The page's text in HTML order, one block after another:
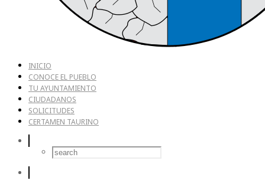
INICIO
CONOCE EL PUEBLO
TU AYUNTAMIENTO
CIUDADANOS
SOLICITUDES
CERTAMEN TAURINO